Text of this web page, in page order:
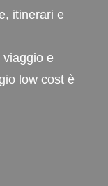
itinerari e
e
low cost è